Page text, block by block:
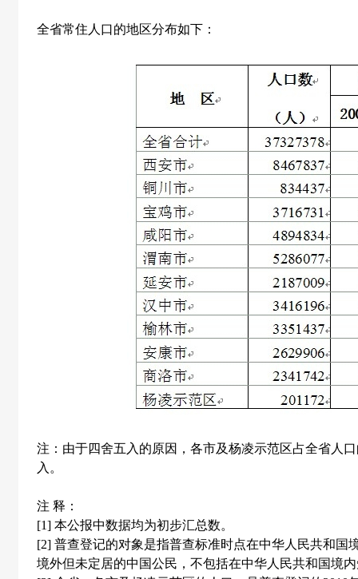
全省常住人口的地区分布如下：
注：由于四舍五入的原因，各市及杨凌示范区占全省人
入。
注 释：
[1] 本公报中数据均为初步汇总数。
[2] 普查登记的对象是指普查标准时点在中华人民共和国
境外但未定居的中国公民，不包括在中华人民共和国境